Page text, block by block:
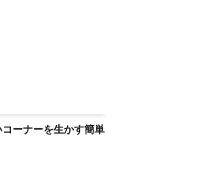
ーナーを生かす簡単